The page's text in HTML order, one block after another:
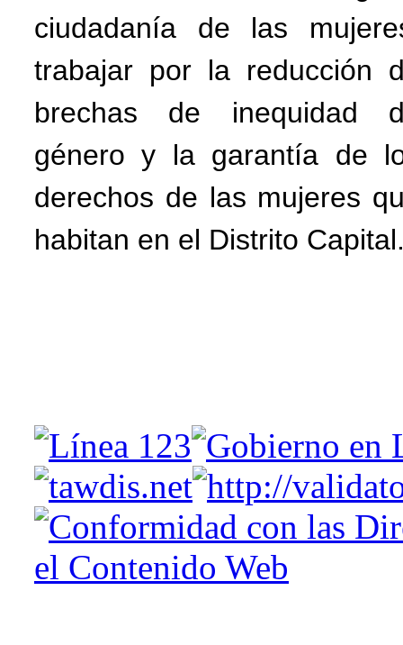
ciudadanía de las
trabajar por la reducción
brechas de inequidad
género y la garantía de
derechos de las mujeres
habitan en el Distrito